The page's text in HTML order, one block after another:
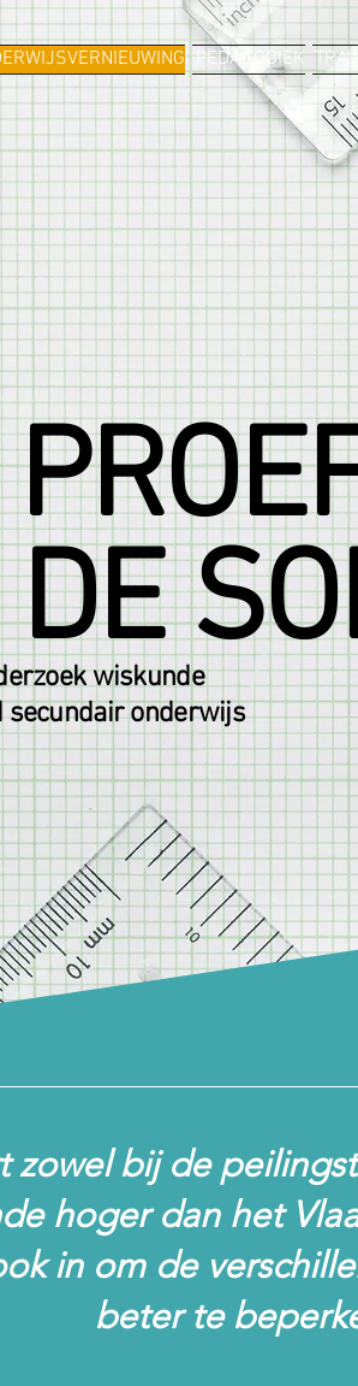
PEDAGOGIEK
wiskunde
secundair onderwijs
zowel bij de
hoger dan het
in om de
beter te